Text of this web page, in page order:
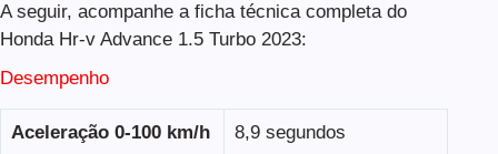
A seguir, acompanhe a ficha técnica completa do
Honda Hr-v Advance 1.5 Turbo 2023:
Desempenho
Aceleração 0-100 km/h 8,9 segundos